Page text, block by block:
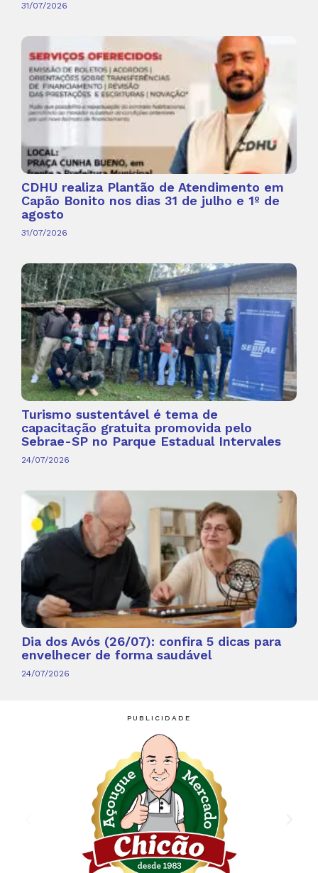
31/07/2026
CDHU realiza Plantão de Atendimento em
Capão Bonito nos dias 31 de julho e 1º de
agosto
31/07/2026
Turismo sustentável é tema de
capacitação gratuita promovida pelo
Sebrae-SP no Parque Estadual Intervales
24/07/2026
Dia dos Avós (26/07): confira 5 dicas para
envelhecer de forma saudável
24/07/2026
PUBLICIDADE